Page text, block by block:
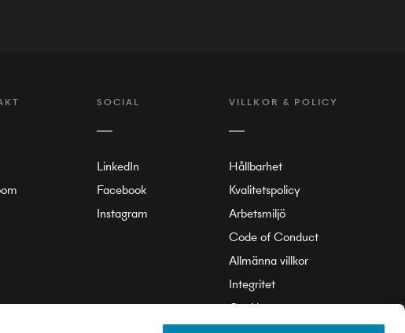
SOCIAL
LinkedIn
Facebook
Instagram
VILLKOR & POLICY
Hållbarhet
Kvalitetspolicy
Arbetsmiljö
Code of Conduct
Allmänna villkor
Integritet
Cookie